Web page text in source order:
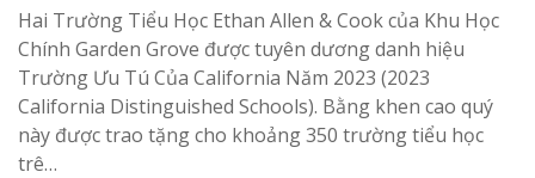
Hai Trường Tiểu Học Ethan Allen & Cook của Khu Học
Chính Garden Grove được tuyên dương danh hiệu
Trường Ưu Tú Của California Năm 2023 (2023
California Distinguished Schools). Bằng khen cao quý
này được trao tặng cho khoảng 350 trường tiểu học
trê…